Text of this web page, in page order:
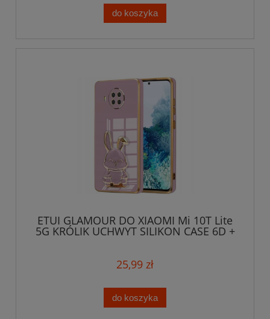
do koszyka
ETUI GLAMOUR DO XIAOMI Mi 10T Lite
5G KRÓLIK UCHWYT SILIKON CASE 6D +
25,99 zł
do koszyka